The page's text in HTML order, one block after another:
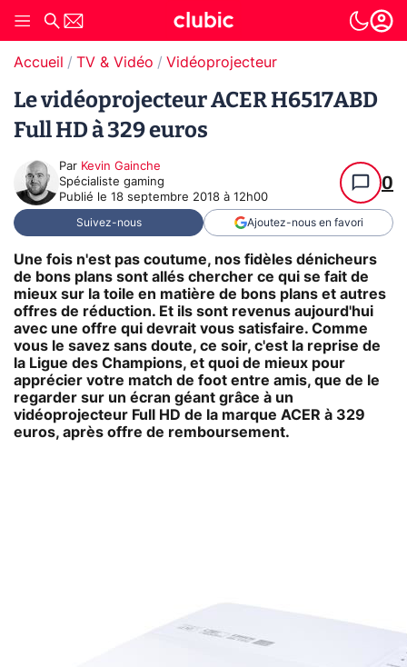
Accueil TV & Vidéo Vidéoprojecteur
Le vidéoprojecteur ACER H6517ABD
Full HD à 329 euros
Par Kevin Gainche
Spécialiste gaming
Publié le 18 septembre 2018 à 12h00
0
Suivez-nous Ajoutez-nous en favori
Une fois n'est pas coutume, nos fidèles dénicheurs
de bons plans sont allés chercher ce qui se fait de
mieux sur la toile en matière de bons plans et autres
offres de réduction. Et ils sont revenus aujourd'hui
avec une offre qui devrait vous satisfaire. Comme
vous le savez sans doute, ce soir, c'est la reprise de
la Ligue des Champions, et quoi de mieux pour
apprécier votre match de foot entre amis, que de le
regarder sur un écran géant grâce à un
vidéoprojecteur Full HD de la marque ACER à 329
euros, après offre de remboursement.